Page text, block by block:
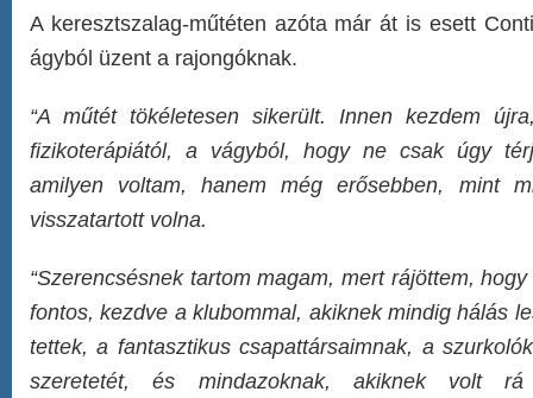
A keresztszalag-műtéten azóta már át is esett
ágyból üzent a rajongóknak.
“A műtét tökéletesen sikerült. Innen kezdem
fizikoterápiától, a vágyból, hogy ne csak úgy
amilyen voltam, hanem még erősebben, mint
visszatartott volna.
“Szerencsésnek tartom magam, mert rájöttem,
fontos, kezdve a klubommal, akiknek mindig hálás
tettek, a fantasztikus csapattársaimnak, a
szeretetét, és mindazoknak, akiknek volt